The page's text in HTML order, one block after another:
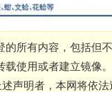
的所有内容，包括但
使用或者建立镜像
声明者，本网将依